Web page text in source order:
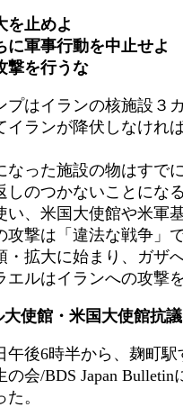
を止めよ
に軍事行動を中止せよ
撃を行うな
はイランの核施設３
イランが降伏しなけれ
った施設の物はすで
しのつかないことにな
い、米国大使館や米
撃は「違法な戦争」
・拡大に始まり、ガザ
エルはイランへの
使館・米国大使館抗議
後6時半から、麹町
の会/BDS Japan
。